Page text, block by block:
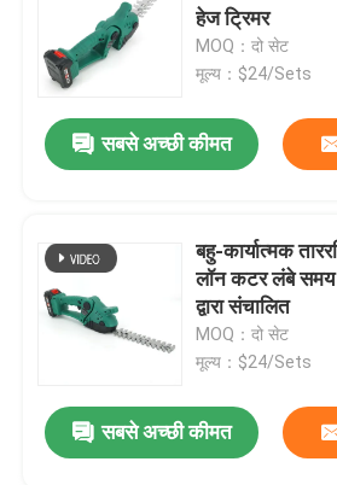
घर
विडियो
कारखाना प्रदर्शन
हेज ट्रिमर
MOQ：दो सेट
मूल्य：$24/Sets
सबसे अच्छी कीमत
बहु-कार्यात्मक
लॉन कटर लंबे समय
द्वारा संचालित
MOQ：दो सेट
मूल्य：$24/Sets
सबसे अच्छी कीमत